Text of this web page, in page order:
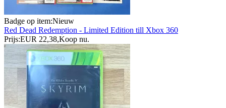
Badge op item:Nieuw
Red Dead Redemption - Limited Edition till Xbox 360
Prijs:EUR 22,38,Koop nu.